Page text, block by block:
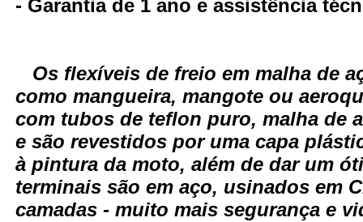
- Garantia de 1 ano e assistência
Os flexíveis de freio em malha de
como mangueira, mangote ou
com tubos de teflon puro, malha de
e são revestidos por uma capa
à pintura da moto, além de dar um
terminais são em aço, usinados em
camadas - muito mais segurança e